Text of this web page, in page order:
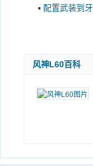
▪ 配置武装到
风神L60百科